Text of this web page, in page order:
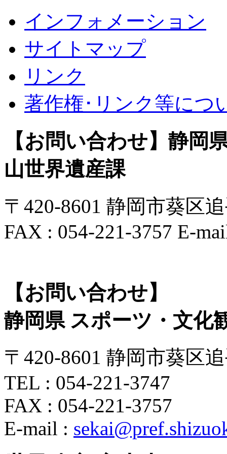
インフォメーション
サイトマップ
リンク
著作権･リンク等につ
【お問い合わせ】静岡
山世界遺産課
〒420-8601 静岡市葵区
FAX : 054-221-3757 E-
【お問い合わせ】
静岡県 スポーツ・文化
〒420-8601 静岡市葵区
TEL : 054-221-3747
FAX : 054-221-3757
E-mail :